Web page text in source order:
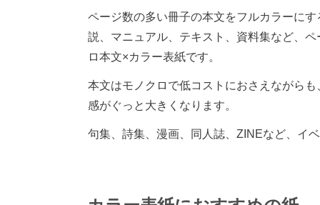
ページ数の多い冊子の本文をフルカラーに
説、マニュアル、テキスト、資料集など、
ロ本文×カラー表紙です。
本文はモノクロで低コストにおさえながら
感がぐっと大きくなります。
句集、詩集、漫画、同人誌、 ZINEなど、イ